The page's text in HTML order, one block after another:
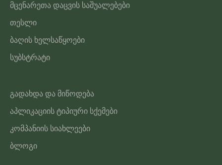
მცენარეთა დაცვის საშუალებები
თესლი
ბაღის ხელსაწყოები
სუბსტრატი
გადახდა და მიწოდება
აპლიკაციის ტიპიური სქემები
კომპანიის სიახლეები
ბლოგი